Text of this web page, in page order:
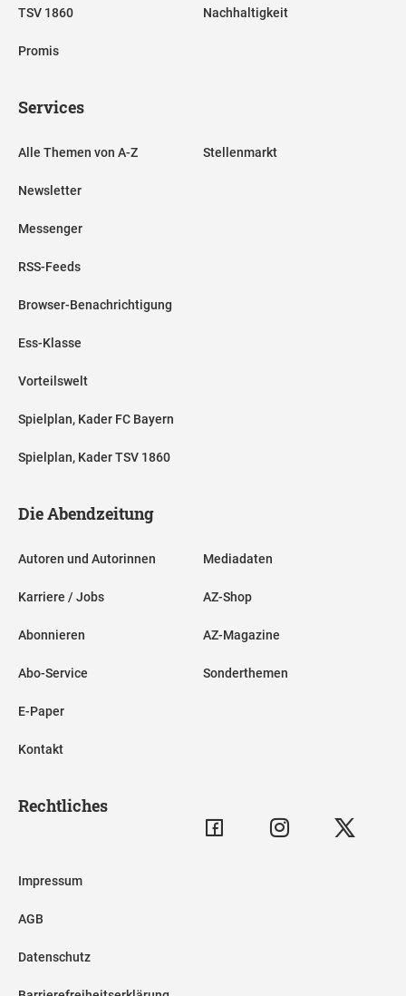
TSV 1860
Promis
Nachhaltigkeit
Services
Alle Themen von A-Z
Newsletter
Messenger
RSS-Feeds
Browser-Benachrichtigung
Ess-Klasse
Vorteilswelt
Spielplan, Kader FC Bayern
Spielplan, Kader TSV 1860
Stellenmarkt
Die Abendzeitung
Autoren und Autorinnen
Karriere / Jobs
Abonnieren
Abo-Service
E-Paper
Kontakt
Mediadaten
AZ-Shop
AZ-Magazine
Sonderthemen
Rechtliches
Impressum
AGB
Datenschutz